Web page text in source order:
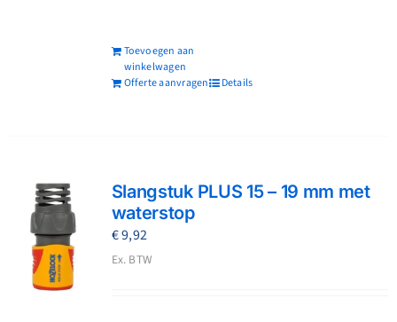
Toevoegen aan
winkelwagen
Offerte aanvragen
Details
Slangstuk PLUS 15 – 19 mm met
waterstop
€9,92
Ex. BTW